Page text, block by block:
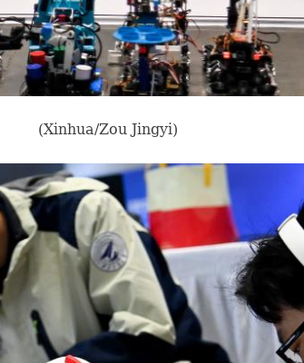
(Xinhua/Zou Jingyi)